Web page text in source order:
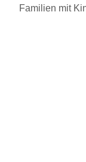
Familien mit